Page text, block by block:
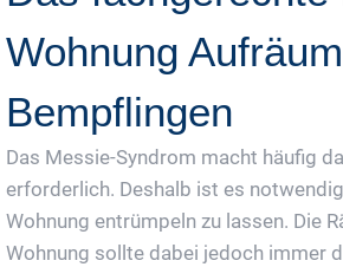
Wohnung
Bempflingen
Das Messie-Syndrom macht häufig
erforderlich. Deshalb ist es
Wohnung entrümpeln zu lassen. Die
Wohnung sollte dabei jedoch immer